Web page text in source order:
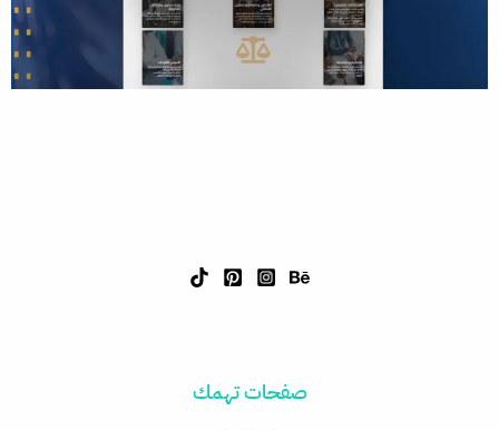
صفحات تهمك